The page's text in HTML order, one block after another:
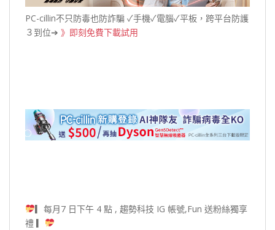
PC-cillin不只防毒也防詐騙 ✓手機✓電腦✓平板，跨平台防護
３到位➔ 》即刻免費下載試用
▎每月7 日下午 4 點 , 趨勢科技 IG 帳號,Fun 送粉絲獨享
禮 ▎